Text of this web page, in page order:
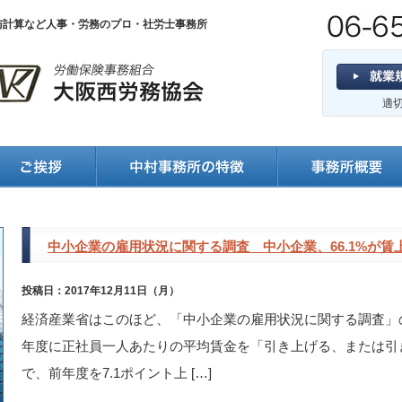
算など人事・労務のプロ・社労士事務所
適
中小企業の雇用状況に関する調査 中小企業、66.1%が賃
投稿日：2017年12月11日（月）
経済産業省はこのほど、「中小企業の雇用状況に関する調査
年度に正社員一人あたりの平均賃金を「引き上げる、または
で、前年度を7.1ポイント上 […]